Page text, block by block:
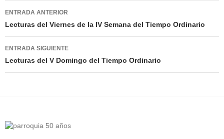
Navegación
de
entradas
ENTRADA ANTERIOR
Lecturas del Viernes de la IV Semana del Tiempo Ordinario
ENTRADA SIGUIENTE
Lecturas del V Domingo del Tiempo Ordinario